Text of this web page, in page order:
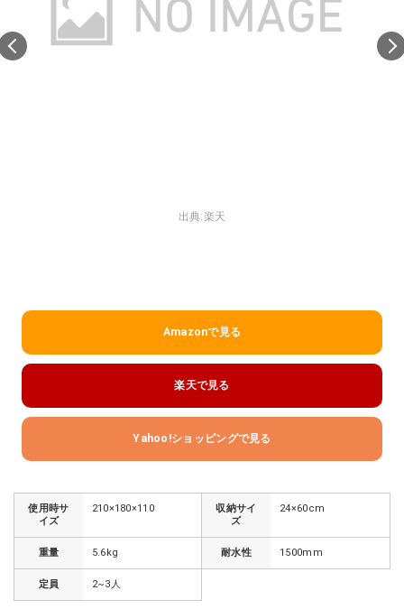
出典:楽天
Amazonで見る
楽天で見る
Yahoo!ショッピングで見る
使用時サ
イズ
210×180×110
収納サイ
ズ
24×60cm
重量 5.6kg 耐水性 1500mm
定員 2~3人